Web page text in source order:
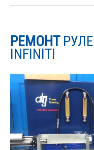
РЕМОНТ
INFINITI